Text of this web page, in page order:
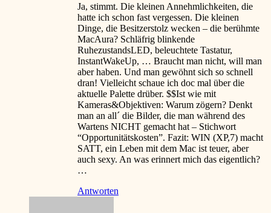
Ja, stimmt. Die kleinen Annehmlichkeiten, die
hatte ich schon fast vergessen. Die kleinen
Dinge, die Besitzerstolz wecken – die berühmte
MacAura? Schläfrig blinkende
RuhezustandsLED, beleuchtete Tastatur,
InstantWakeUp, … Braucht man nicht, will man
aber haben. Und man gewöhnt sich so schnell
dran! Vielleicht schaue ich doc mal über die
aktuelle Palette drüber. $$Ist wie mit
Kameras&Objektiven: Warum zögern? Denkt
man an all´ die Bilder, die man während des
Wartens NICHT gemacht hat – Stichwort
“Opportunitätskosten”. Fazit: WIN (XP,7) macht
SATT, ein Leben mit dem Mac ist teuer, aber
auch sexy. An was erinnert mich das eigentlich?
…
Antworten